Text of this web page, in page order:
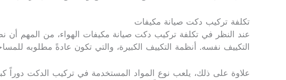
تكلفة تركيب دكت صيانة مكيفات
عند النظر في تكلفة تركيب دكت صيانة مكيفات الهواء، من المهم أن
التكييف نفسه. أنظمة التكييف الكبيرة، والتي تكون عادةً مطلوبه
علاوة على ذلك، يلعب نوع المواد المستخدمة في تركيب الدكت دوراً